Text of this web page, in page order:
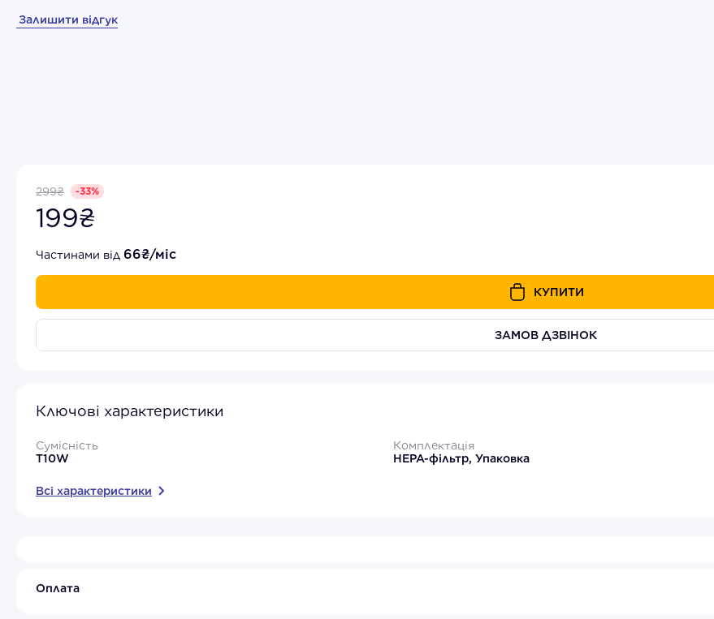
Залишити відгук
299₴ -33%
199₴
КУПИТИ
ЗАМОВ ДЗВІНОК
Частинами від 66₴/міс
Ключові характеристики
Сумісність
T10W
Комплектація
HEPA-фільтр, Упаковка
Всі характеристики
Оплата